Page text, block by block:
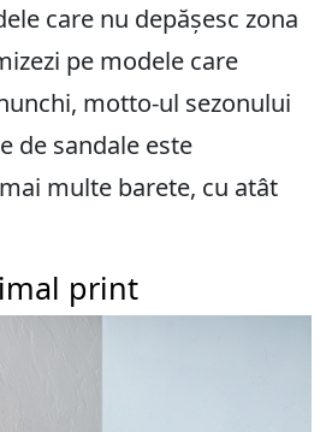
care nu depășesc zona
pe modele care
motto-ul sezonului
de sandale este
multe barete, cu atât
print